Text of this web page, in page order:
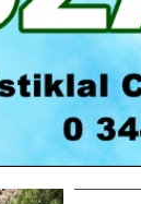
GÜNLÜK HABER AKIŞI
KIZ
DARENDE